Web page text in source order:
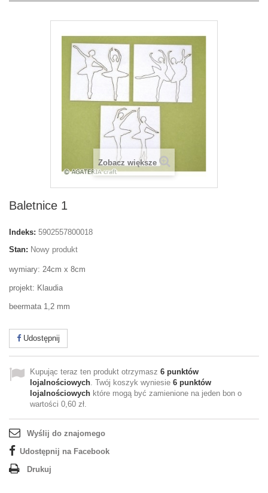
Zobacz większe
Baletnice 1
Indeks: 5902557800018
Stan: Nowy produkt
wymiary: 24cm x 8cm
projekt: Klaudia
beermata 1,2 mm
Udostępnij
Kupując teraz ten produkt otrzymasz 6 punktów
lojalnościowych. Twój koszyk wyniesie 6 punktów
lojalnościowych które mogą być zamienione na jeden bon o
wartości 0,60 zł.
Wyślij do znajomego
Udostępnij na Facebook
Drukuj